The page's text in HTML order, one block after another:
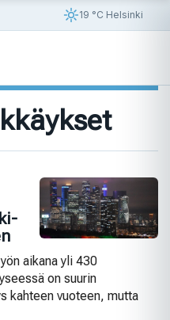
19 °C Helsinki
aikana yli 430
on suurin
kahteen vuoteen, mutta